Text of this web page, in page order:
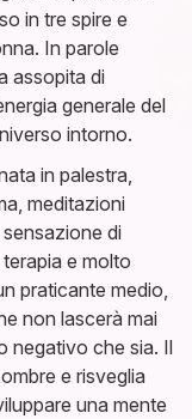
in tre spire e
In parole
assopita di
generale del
intorno.
in palestra,
meditazioni
di
e molto
praticante medio,
non lascerà mai
negativo che sia. Il
e risveglia
una mente